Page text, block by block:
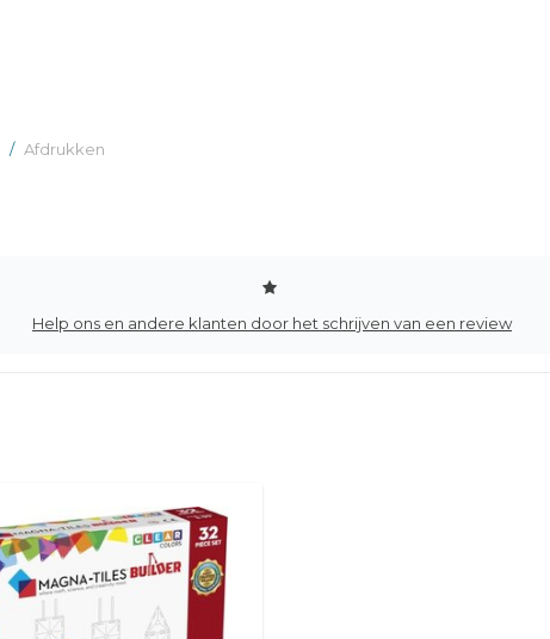
/ Afdrukken
Help ons en andere klanten door het schrijven van een review